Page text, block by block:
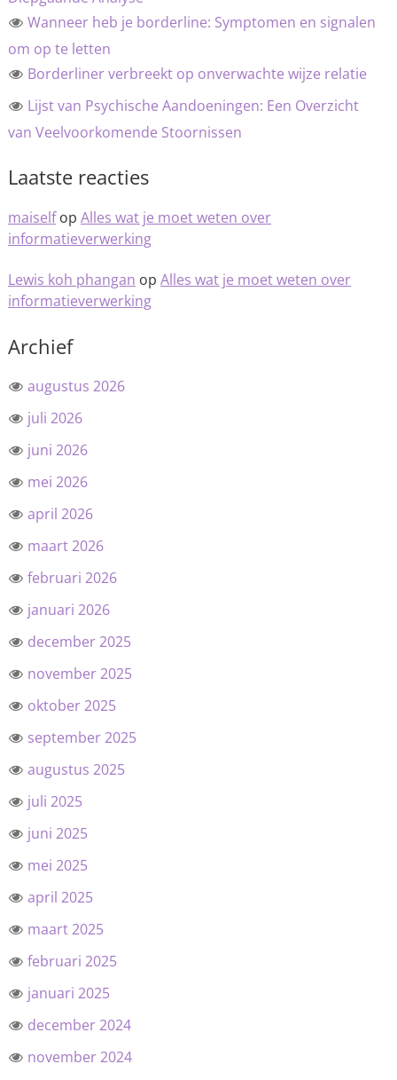
Wanneer heb je borderline: Symptomen en signalen
om op te letten
Borderliner verbreekt op onverwachte wijze relatie
Lijst van Psychische Aandoeningen: Een Overzicht
van Veelvoorkomende Stoornissen
Laatste reacties
maiselfop Alles wat je moet weten over
informatieverwerking
Lewis koh phangan op Alles wat je moet weten over
informatieverwerking
Archief
augustus 2026
juli 2026
juni 2026
mei 2026
april 2026
maart 2026
februari 2026
januari 2026
december 2025
november 2025
oktober 2025
september 2025
augustus 2025
juli 2025
juni 2025
mei 2025
april 2025
maart 2025
februari 2025
januari 2025
december 2024
november 2024